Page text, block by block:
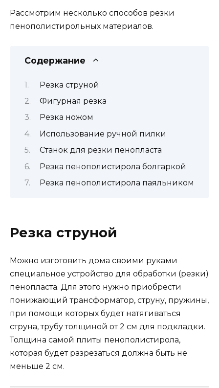
Рассмотрим несколько способов резки
пенополистирольных материалов.
Содержание
Резка струной
Фигурная резка
Резка ножом
Использование ручной пилки
Станок для резки пенопласта
Резка пенополистирола болгаркой
Резка пенополистирола паяльником
Резка струной
Можно изготовить дома своими руками
специальное устройство для обработки (резки)
пенопласта. Для этого нужно приобрести
понижающий трансформатор, струну, пружины,
при помощи которых будет натягиваться
струна, трубу толщиной от 2 см для подкладки.
Толщина самой плиты пенополистирола,
которая будет разрезаться должна быть не
меньше 2 см.